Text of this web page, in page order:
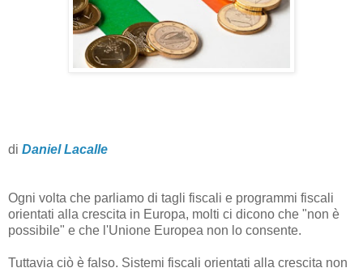
di Daniel Lacalle
Ogni volta che parliamo di tagli fiscali e programmi fiscali
orientati alla crescita in Europa, molti ci dicono che "non è
possibile" e che l'Unione Europea non lo consente.
Tuttavia ciò è falso. Sistemi fiscali orientati alla crescita non